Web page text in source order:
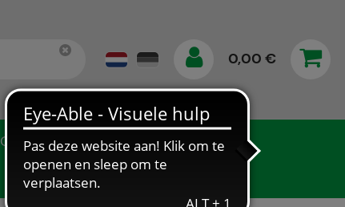
0,00 €
Gegevensbescherming